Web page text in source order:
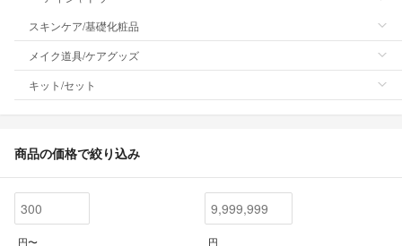
スキンケア/基礎化粧品
メイク道具/ケアグッズ
キット/セット
商品の価格で絞り込み
円〜 円